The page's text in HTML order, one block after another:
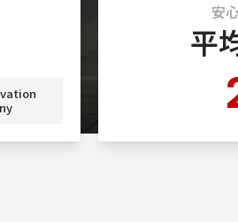
安
平